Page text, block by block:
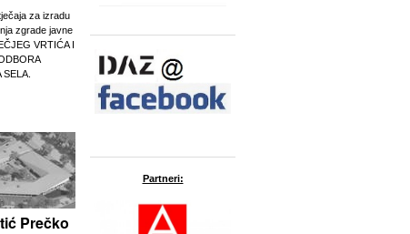
za izradu
zgrade javne
VRTIĆA I
SELA.
Prečko
Partneri: